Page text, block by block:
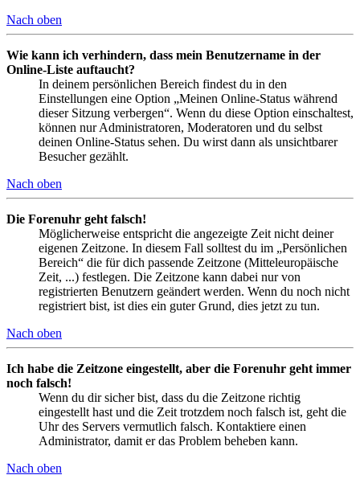
Nach oben
Wie kann ich verhindern, dass mein Benutzername in der
Online-Liste auftaucht?
In deinem persönlichen Bereich findest du in den
Einstellungen eine Option „Meinen Online-Status während
dieser Sitzung verbergen“. Wenn du diese Option einschaltest,
können nur Administratoren, Moderatoren und du selbst
deinen Online-Status sehen. Du wirst dann als unsichtbarer
Besucher gezählt.
Nach oben
Die Forenuhr geht falsch!
Möglicherweise entspricht die angezeigte Zeit nicht deiner
eigenen Zeitzone. In diesem Fall solltest du im „Persönlichen
Bereich“ die für dich passende Zeitzone (Mitteleuropäische
Zeit, ...) festlegen. Die Zeitzone kann dabei nur von
registrierten Benutzern geändert werden. Wenn du noch nicht
registriert bist, ist dies ein guter Grund, dies jetzt zu tun.
Nach oben
Ich habe die Zeitzone eingestellt, aber die Forenuhr geht immer
noch falsch!
Wenn du dir sicher bist, dass du die Zeitzone richtig
eingestellt hast und die Zeit trotzdem noch falsch ist, geht die
Uhr des Servers vermutlich falsch. Kontaktiere einen
Administrator, damit er das Problem beheben kann.
Nach oben